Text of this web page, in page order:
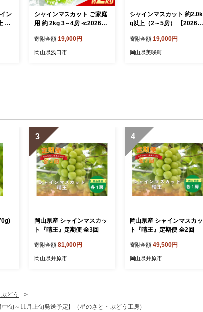
ン
【2
ッ
シャインマスカット ご家庭
用 約 2kg 3～4房 ≪2026年
≫ 訳あり シャイン マスカ
ット 岡山
寄附金額 19,000円
岡山県浅口市
シャインマスカット 約2.0k
g以上（2～5房） 【2026年
定】 シャイン マスカット
ぶどう 葡萄 ブドウ 果物 く
寄附金額 19,000円
岡山県美咲町
3
岡山県産 シャインマスカッ
ト『晴王』定期便 全3回
寄附金額 81,000円
岡山県井原市
4
岡山県産 シャインマスカッ
ト『晴王』定期便 全2回
寄附金額 49,500円
岡山県井原市
どう
旬～11月上旬発送予定】（星のさと・ぶどう工房）